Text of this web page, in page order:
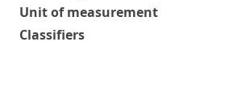
Unit of measurement
Classifiers